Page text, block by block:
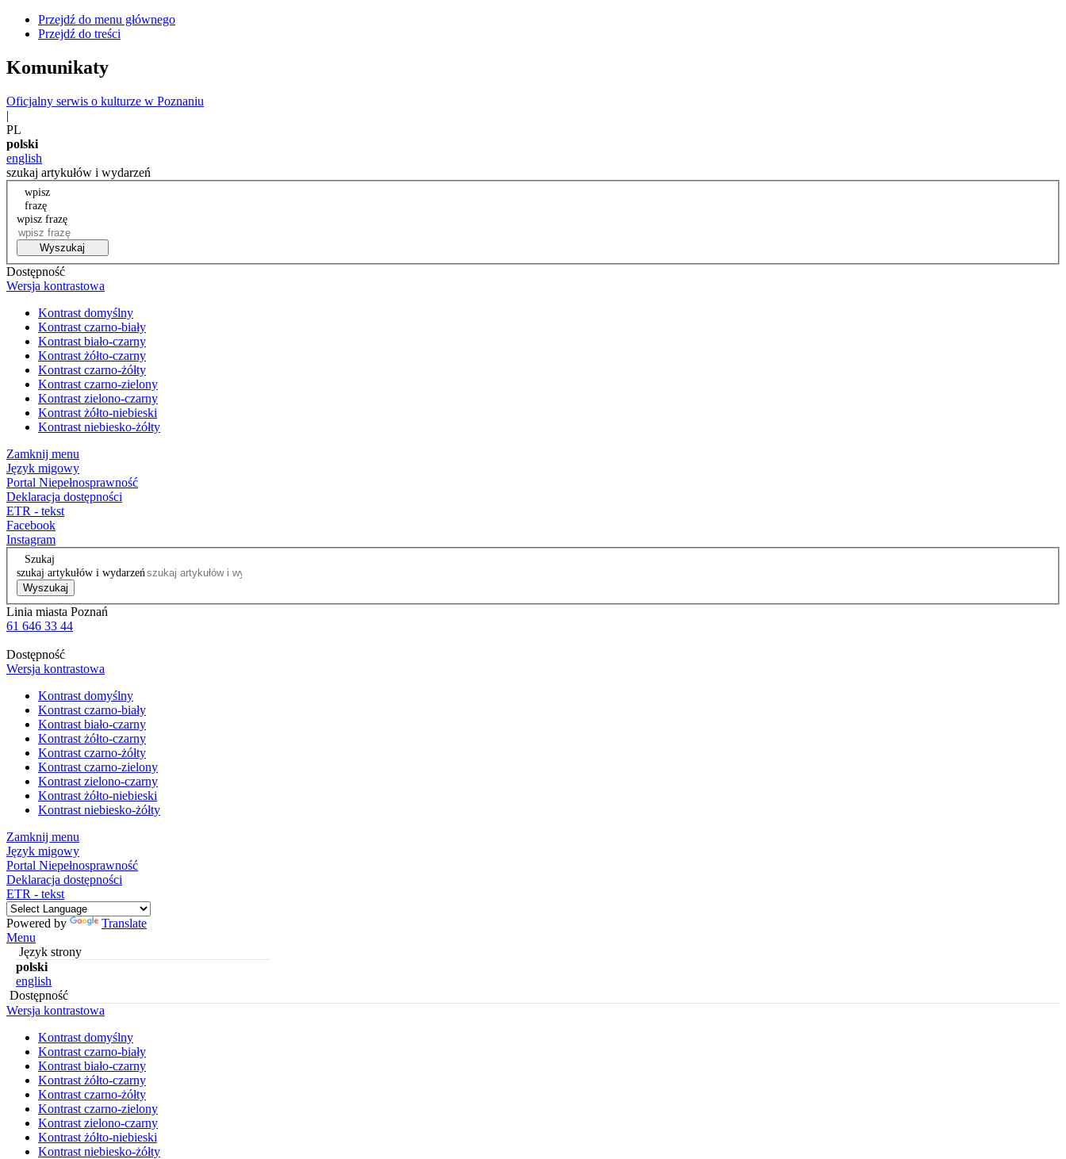
Przejdź do menu głównego
Przejdź do treści
Komunikaty
Oficjalny serwis o kulturze w Poznaniu
|
PL
polski
english
szukaj artykułów i wydarzeń
wpisz
frazę
wpisz frazę
Wyszukaj
Dostępność
Wersja kontrastowa
Kontrast domyślny
Kontrast czarno-biały
Kontrast biało-czarny
Kontrast żółto-czarny
Kontrast czarno-żółty
Kontrast czarno-zielony
Kontrast zielono-czarny
Kontrast żółto-niebieski
Kontrast niebiesko-żółty
Zamknij menu
Język migowy
Portal Niepełnosprawność
Deklaracja dostępności
ETR - tekst
Facebook
Instagram
Szukaj
szukaj artykułów i wydarzeń
Wyszukaj
Linia miasta Poznań
61 646 33 44
Dostępność
Wersja kontrastowa
Kontrast domyślny
Kontrast czarno-biały
Kontrast biało-czarny
Kontrast żółto-czarny
Kontrast czarno-żółty
Kontrast czarno-zielony
Kontrast zielono-czarny
Kontrast żółto-niebieski
Kontrast niebiesko-żółty
Zamknij menu
Język migowy
Portal Niepełnosprawność
Deklaracja dostępności
ETR - tekst
Powered by
Translate
Menu
Język strony
polski
english
Dostępność
Wersja kontrastowa
Kontrast domyślny
Kontrast czarno-biały
Kontrast biało-czarny
Kontrast żółto-czarny
Kontrast czarno-żółty
Kontrast czarno-zielony
Kontrast zielono-czarny
Kontrast żółto-niebieski
Kontrast niebiesko-żółty